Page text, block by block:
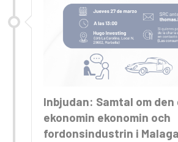
Inbjudan: Samtal om den
ekonomin ekonomin och
fordonsindustrin i Malaga